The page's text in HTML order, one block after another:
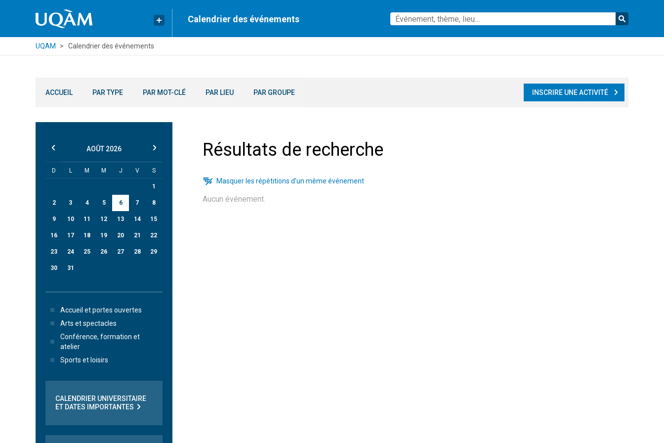
Calendrier des événements
UQAM Calendrier des événements
ACCUEIL PAR TYPE PAR MOT-CLÉ PAR LIEU PAR GROUPE INSCRIRE UNE ACTIVITÉ
Résultats de recherche
Masquer les répétitions d’un même événement
Aucun événement.
AOÛT 2026
D L M M J V S
1
2 3 4 5 6 7 8
9 10 11 12 13 14 15
16 17 18 19 20 21 22
23 24 25 26 27 28 29
30 31
Accueil et portes ouvertes
Arts et spectacles
Conférence, formation et
atelier
Sports et loisirs
CALENDRIER UNIVERSITAIRE
ET DATES IMPORTANTES